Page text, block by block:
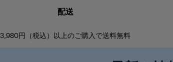
配送
3,980円（税込）以上のご購入で送料無料